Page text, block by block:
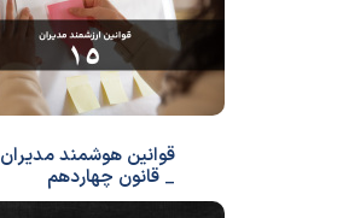
قوانین هوشمند مدیران
_ قانون چهاردهم